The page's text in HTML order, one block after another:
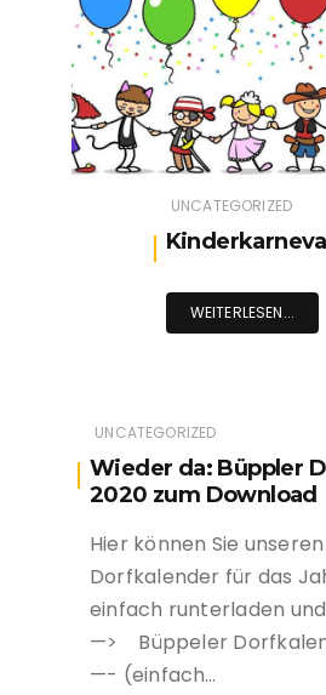
UNCATEGORIZED
WEITERLESEN...
UNCATEGORIZED
Wieder da: Büppler
2020 zum Download
Hier können Sie
Dorfkalender für das
einfach runterladen
—> Büppeler
—- (einfach…